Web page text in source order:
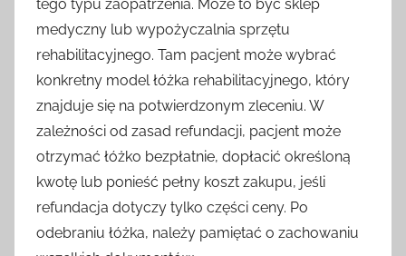
tego typu zaopatrzenia. Może to być sklep
medyczny lub wypożyczalnia sprzętu
rehabilitacyjnego. Tam pacjent może wybrać
konkretny model łóżka rehabilitacyjnego, który
znajduje się na potwierdzonym zleceniu. W
zależności od zasad refundacji, pacjent może
otrzymać łóżko bezpłatnie, dopłacić określoną
kwotę lub ponieść pełny koszt zakupu, jeśli
refundacja dotyczy tylko części ceny. Po
odebraniu łóżka, należy pamiętać o zachowaniu